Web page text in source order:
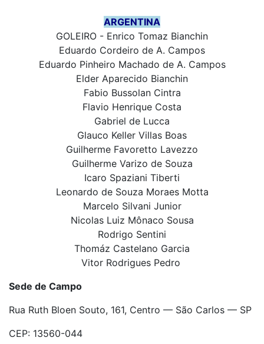
ARGENTINA
GOLEIRO - Enrico Tomaz Bianchin
Eduardo Cordeiro de A. Campos
Eduardo Pinheiro Machado de A. Campos
Elder Aparecido Bianchin
Fabio Bussolan Cintra
Flavio Henrique Costa
Gabriel de Lucca
Glauco Keller Villas Boas
Guilherme Favoretto Lavezzo
Guilherme Varizo de Souza
Icaro Spaziani Tiberti
Leonardo de Souza Moraes Motta
Marcelo Silvani Junior
Nicolas Luiz Mônaco Sousa
Rodrigo Sentini
Thomáz Castelano Garcia
Vitor Rodrigues Pedro
Sede de Campo
Rua Ruth Bloen Souto, 161, Centro — São Carlos — SP
CEP: 13560-044